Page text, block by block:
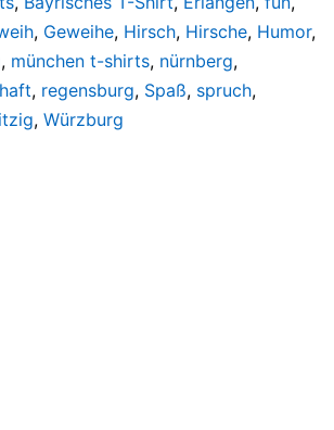
, Geweihe, Hirsch, Hirsche, Humor,
, münchen t-shirts, nürnberg,
, regensburg, Spaß, spruch,
, Würzburg